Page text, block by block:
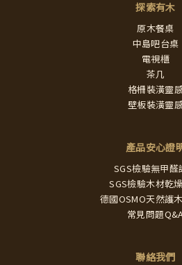
探索有木
原木餐桌
中島吧台桌
電視櫃
茶几
格柵裝潢靈
壁板裝潢靈
產品安心證
SGS檢驗無甲醛
SGS檢驗木材乾
德國OSMO天然護
常見問題
聯絡我們